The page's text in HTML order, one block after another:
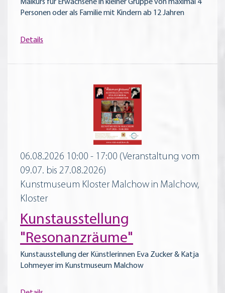
Malkurs für Erwachsene in kleiner Gruppe von maximal 4
Personen oder als Familie mit Kindern ab 12 Jahren
Details
06.08.2026 10:00 - 17:00 (Veranstaltung vom
09.07. bis 27.08.2026)
Kunstmuseum Kloster Malchow in Malchow,
Kloster
Kunstausstellung
"Resonanzräume"
Kunstausstellung der Künstlerinnen Eva Zucker & Katja
Lohmeyer im Kunstmuseum Malchow